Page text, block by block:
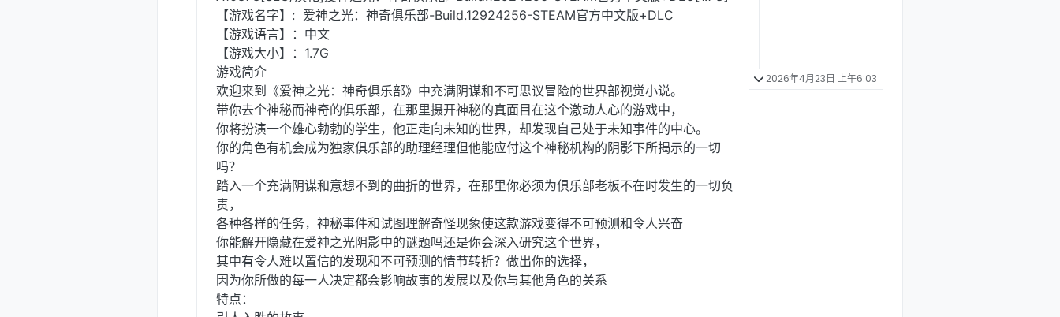
【游戏名字】: 爱神之光：神奇俱乐部-Build.12924256-STEAM官方中文版+DLC
【游戏语言】：中文
【游戏大小】：1.7G
游戏简介
欢迎来到《爱神之光：神奇俱乐部》中充满阴谋和不可思议冒险的世界部视觉小说。
带你去个神秘而神奇的俱乐部，在那里摄开神秘的真面目在这个激动人心的游戏中，
你将扮演一个雄心勃勃的学生，他正走向未知的世界，却发现自己处于未知事件的中心。
你的角色有机会成为独家俱乐部的助理经理但他能应付这个神秘机构的阴影下所揭示的一切
吗？
踏入一个充满阴谋和意想不到的曲折的世界，在那里你必须为俱乐部老板不在时发生的一切负
责，
各种各样的任务，神秘事件和试图理解奇怪现象使这款游戏变得不可预测和令人兴奋
你能解开隐藏在爱神之光阴影中的谜题吗还是你会深入研究这个世界，
其中有令人难以置信的发现和不可预测的情节转折？做出你的选择，
因为你所做的每一人决定都会影响故事的发展以及你与其他角色的关系
特点：
2026年4月23日 上午6:03